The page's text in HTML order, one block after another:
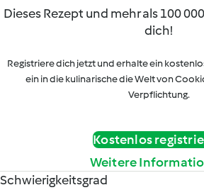
Dieses Rezept und mehr als 100
dich!
Registriere dich jetzt und erhalte ein
ein in die kulinarische die Welt von
Verpflichtung.
Kostenlos
Weitere
Schwierigkeitsgrad